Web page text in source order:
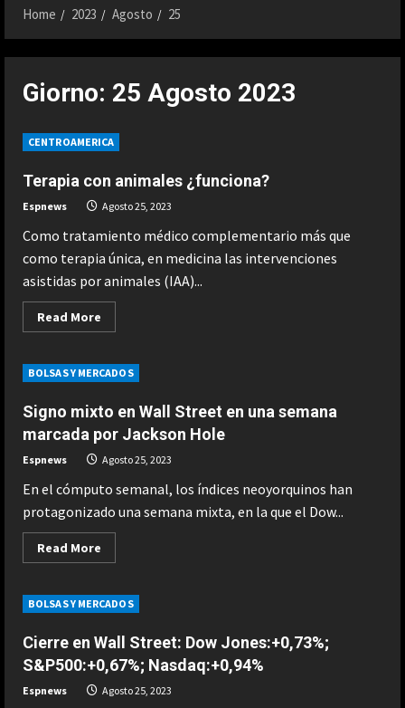
Home 2023 Agosto 25
Giorno: 25 Agosto 2023
CENTROAMERICA
Terapia con animales ¿funciona?
Espnews Agosto 25, 2023
Como tratamiento médico complementario más que
como terapia única, en medicina las intervenciones
asistidas por animales (IAA)...
Read More
more
con
animales
BOLSAS Y MERCADOS
Signo mixto en Wall Street en una semana
marcada por Jackson Hole
Espnews Agosto 25, 2023
En el cómputo semanal, los índices neoyorquinos han
protagonizado una semana mixta, en la que el Dow...
Read More
more
mixto
en
Street
en
una
semana
marcada
por
BOLSAS Y MERCADOS
Cierre en Wall Street: Dow Jones:+0,73%;
S&P500:+0,67%; Nasdaq:+0,94%
Espnews Agosto 25, 2023